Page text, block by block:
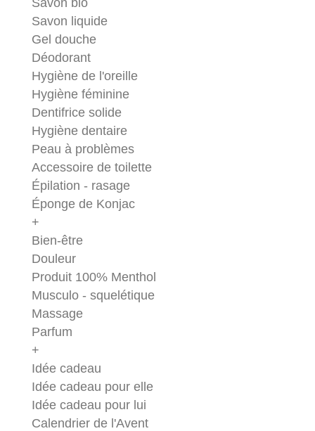
Savon bio
Savon liquide
Gel douche
Déodorant
Hygiène de l'oreille
Hygiène féminine
Dentifrice solide
Hygiène dentaire
Peau à problèmes
Accessoire de toilette
Épilation - rasage
Éponge de Konjac
+
Bien-être
Douleur
Produit 100% Menthol
Musculo - squelétique
Massage
Parfum
+
Idée cadeau
Idée cadeau pour elle
Idée cadeau pour lui
Calendrier de l'Avent